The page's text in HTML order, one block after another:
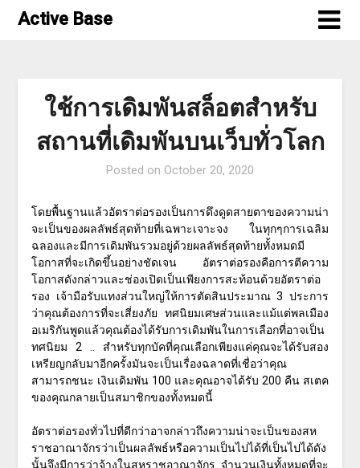
SkipActive Base
ใช้การเดิมพันสล็อตสำหรับ
สถานที่เดิมพันบนเว็บทั่วโลก
Posted on October 20, 2020
โดยพื้นฐานแล้วอัตราต่อรองเป็นการดึงดูดสายตาของความน่า
จะเป็นของผลลัพธ์สุดท้ายที่เฉพาะเจาะจง ในทุกๆการเฉลิม
ฉลองและมีการเดิมพันรวมอยู่ด้วยผลลัพธ์สุดท้ายทั้งหมดมี
โอกาสที่จะเกิดขึ้นอย่างชัดเจน อัตราต่อรองคือการตีความ
โอกาสดังกล่าวและช่องเปิดเป็นเพียงการสะท้อนด้วยอัตราต่อ
รอง เจ้ามือรับแทงส่วนใหญ่ให้การตัดสินประมาณ 3 ประการ
ว่าคุณต้องการที่จะเสี่ยงภัย ทศนิยมเศษส่วนและแม้แต่พลเมือง
อเมริกันพูดแล้วคุณต้องได้รับการเดิมพันในการเลือกที่อาจเป็น
ทศนิยม 2 .. สำหรับทุกบัคที่คุณเลือกเพียงแค่คุณจะได้รับสอง
เหรียญกลับมาอีกครั้งมันจะเป็นเรื่องฉลาดที่เชื่อว่าคุณ
สามารถชนะ เงินเดิมพัน 100 และคุณอาจได้รับ 200 คืน สเตค
ของคุณกลายเป็นสมาชิกของทั้งหมดนี้
อัตราต่อรองทั่วไปที่ดีกว่าอาจกล่าวถึงความน่าจะเป็นของสห
ราชอาณาจักรว่าเป็นผลลัพธ์หรือความเป็นไปได้ที่เป็นไปได้ดัง
นั้นจึงมีการว่าจ้างในสหราชอาณาจักร จำนวนเงินทั้งหมดที่จะ